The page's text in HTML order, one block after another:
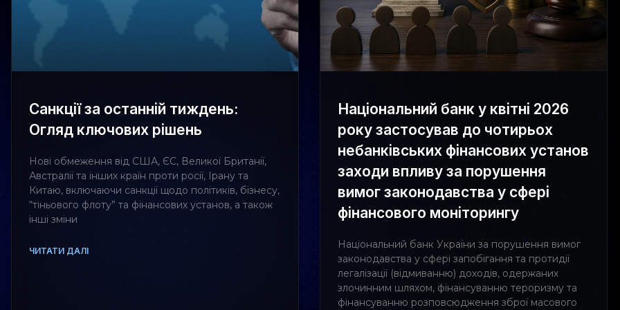
Санкції за останній тиждень:
Огляд ключових рішень
Нові обмеження від США, ЄС, Великої Британії,
Австралії та інших країн проти росії, Ірану та
Китаю, включаючи санкції щодо політиків, бізнесу,
“тіньового флоту” та фінансових установ, а також
інші зміни
ЧИТАТИ ДАЛІ
Національний банк у квітні 2026
року застосував до чотирьох
небанківських фінансових установ
заходи впливу за порушення
вимог законодавства у сфері
фінансового моніторингу
Національний банк України за порушення вимог
законодавства у сфері запобігання та протидії
легалізації (відмиванню) доходів, одержаних
злочинним шляхом, фінансуванню тероризму та
фінансуванню розповсюдження зброї масового